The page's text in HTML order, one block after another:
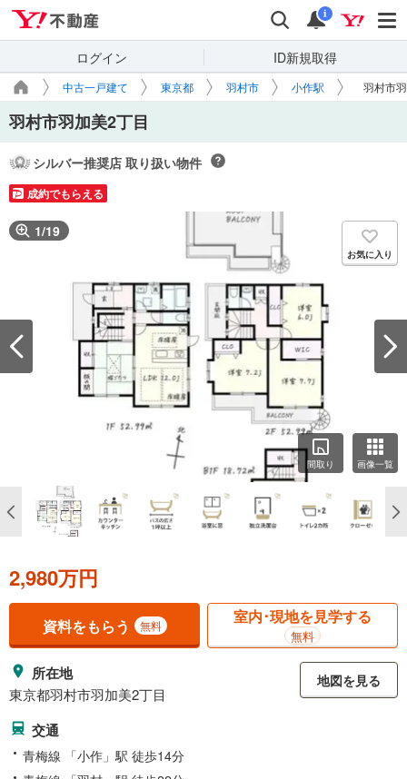
検索 通知
i
ログイン ID新規取得
中古一戸建て 東京都 羽村市 小作駅 羽村市
羽村市羽加美2丁目
シルバー推奨店 取り扱い物件
成約でもらえる
1/19
お気に入り
間取り 画像一覧
2,980万円
資料をもらう 無料 室内･現地を見学する
無料
所在地
東京都羽村市羽加美2丁目
地図を見る
交通
青梅線 「小作」駅 徒歩14分